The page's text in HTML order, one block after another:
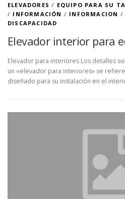
ELEVADORES / EQUIPO PARA SU
/ INFORMACIÓN / INFORMACION /
DISCAPACIDAD
Elevador interior para
Elevador para interiores Los detalles
un «elevador para interiores» se
diseñado para su instalación en el